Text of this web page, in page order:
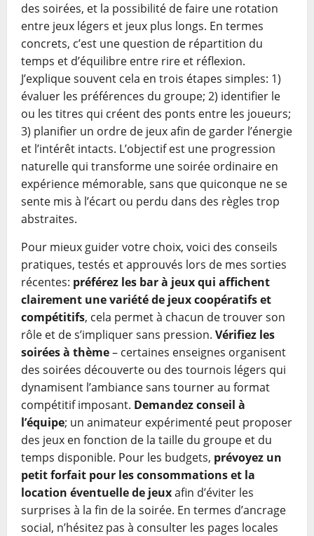
des soirées, et la possibilité de faire une rotation
entre jeux légers et jeux plus longs. En termes
concrets, c’est une question de répartition du
temps et d’équilibre entre rire et réflexion.
J’explique souvent cela en trois étapes simples: 1)
évaluer les préférences du groupe; 2) identifier le
ou les titres qui créent des ponts entre les joueurs;
3) planifier un ordre de jeux afin de garder l’énergie
et l’intérêt intacts. L’objectif est une progression
naturelle qui transforme une soirée ordinaire en
expérience mémorable, sans que quiconque ne se
sente mis à l’écart ou perdu dans des règles trop
abstraites.
Pour mieux guider votre choix, voici des conseils
pratiques, testés et approuvés lors de mes sorties
récentes: préférez les bar à jeux qui affichent
clairement une variété de jeux coopératifs et
compétitifs, cela permet à chacun de trouver son
rôle et de s’impliquer sans pression. Vérifiez les
soirées à thème– certaines enseignes organisent
des soirées découverte ou des tournois légers qui
dynamisent l’ambiance sans tourner au format
compétitif imposant. Demandez conseil à
l’équipe; un animateur expérimenté peut proposer
des jeux en fonction de la taille du groupe et du
temps disponible. Pour les budgets, prévoyez un
petit forfait pour les consommations et la
location éventuelle de jeuxafin d’éviter les
surprises à la fin de la soirée. En termes d’ancrage
social, n’hésitez pas à consulter les pages locales